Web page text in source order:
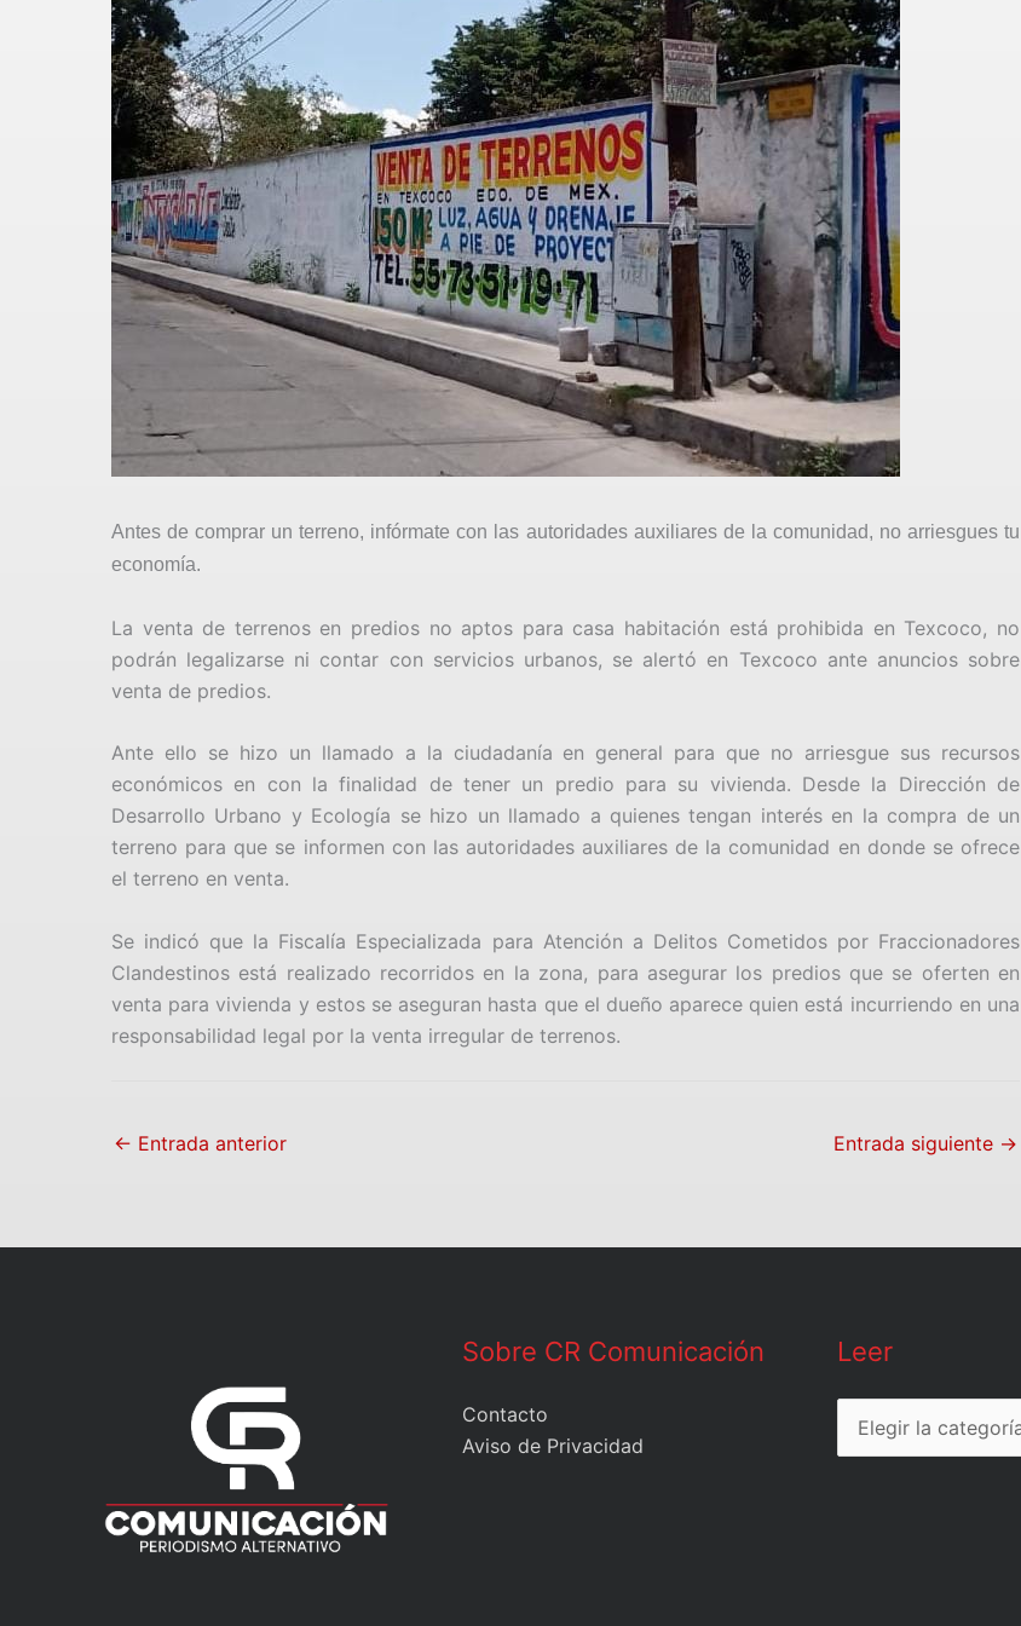
Antes de comprar un terreno, infórmate con las autoridades auxiliares de la comunidad, no arriesgues tu
economía.
La venta de terrenos en predios no aptos para casa habitación está prohibida en Texcoco, no
podrán legalizarse ni contar con servicios urbanos, se alertó en Texcoco ante anuncios sobre
venta de predios.
Ante ello se hizo un llamado a la ciudadanía en general para que no arriesgue sus recursos
económicos en con la finalidad de tener un predio para su vivienda. Desde la Dirección de
Desarrollo Urbano y Ecología se hizo un llamado a quienes tengan interés en la compra de un
terreno para que se informen con las autoridades auxiliares de la comunidad en donde se ofrece
el terreno en venta.
Se indicó que la Fiscalía Especializada para Atención a Delitos Cometidos por Fraccionadores
Clandestinos está realizado recorridos en la zona, para asegurar los predios que se oferten en
venta para vivienda y estos se aseguran hasta que el dueño aparece quien está incurriendo en una
responsabilidad legal por la venta irregular de terrenos.
← Entrada anterior Entrada siguiente →
Sobre CR Comunicación
Contacto
Aviso de Privacidad
Leer
Leer